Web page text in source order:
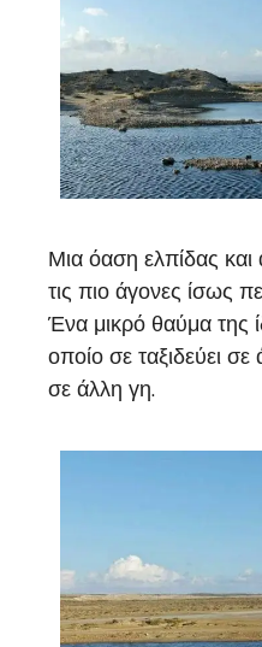
Μια όαση ελπίδας και
τις πιο άγονες ίσως
Ένα μικρό θαύμα της
οποίο σε ταξιδεύει
σε άλλη γη.